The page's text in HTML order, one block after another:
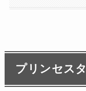
プリンセス